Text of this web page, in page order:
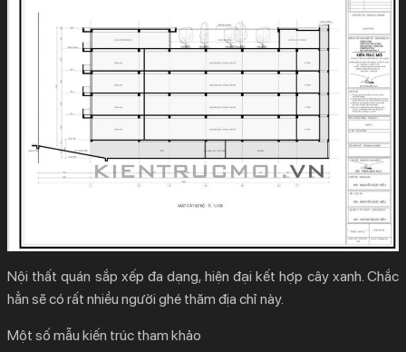
Nội thất quán sắp xếp đa dạng, hiện đại kết hợp cây xanh. Chắc
hẳn sẽ có rất nhiều người ghé thăm địa chỉ này.
Một số mẫu kiến trúc tham khảo